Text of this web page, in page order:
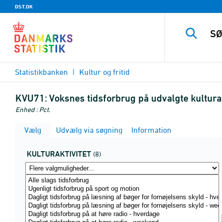
DST.DK
Statistikbanken Kultur og fritid
KVU71: Voksnes tidsforbrug på udvalgte
Enhed : Pct.
Vælg Udvælg via søgning Information
KULTURAKTIVITET (8)